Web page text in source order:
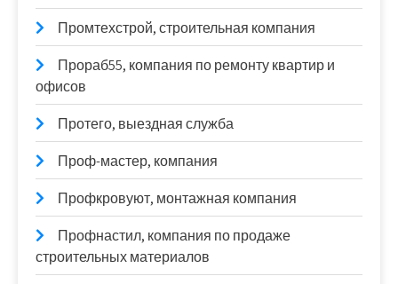
Промтехстрой, строительная компания
Прораб55, компания по ремонту квартир и
офисов
Протего, выездная служба
Проф-мастер, компания
Профкровуют, монтажная компания
Профнастил, компания по продаже
строительных материалов